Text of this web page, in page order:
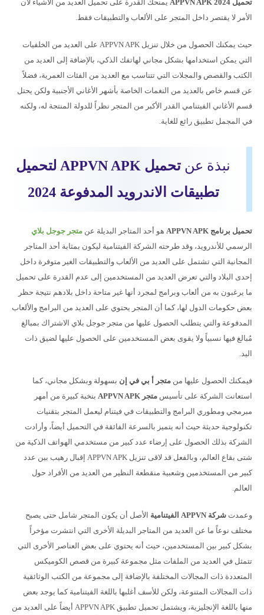
تحميل APPVN APK 2024
يمنحك القدرة على تحميل العديد من الأشياء لأن
الأمر لا يقتصر داخل المتجر على الألعاب والتطبيقات فقط.
حيث يمكنك الحصول من خلال تنزيل APPVN APK على العديد من الخلفيات
التي يمكن استخدامها بشكل مجاني لهاتفك الذكي، بالإضافة إلى العديد من
الكتب والقصص والمجلات التي تتناسب مع العديد من الفئات العمرية، فضلاً
عن قسم خاص بالعديد من النغمات الخاصة بأشهر الأغاني الأجنبية ولكن يحتل
قسم الأغاني الفيتنامي القدر الأكبر من المتجر نظراً للدولة المنتجة له، ولكنه
في المجمل تطبيق رائع للغاية.
نبذة عن
تحميل APPVN APK لتحميل
تطبيقات الاندرويد المدفوعة 2024
تحميل برنامج APPVN APK هو أحد المتاجر البديلة عن متجر جوجل بلاي
الرسمي للأندرويد، وقد طرحته الشركة الفيتنامية ليكون بمثابة أحد المتاجر
المجانية التي تشتمل على العديد من الألعاب والتطبيقات الغير متوفرة داخل
إحدى البلاد والتي تعرض العديد من المستخدمين إلى عدم القدرة على تحميل
ما يرغبون به من ألعاب وبرامج لمجرد أنها غير متاحة داخل بلادهم نتيجة حظر
بعض حكومات الدول لها، كما أن المتجر يحتوي على العديد من البرامج والألعاب
المدفوعة والتي يتطلب الحصول عليها من متجر جوجل بلاي الاشتراك بمبالغ
مُبالغ فيها نسبياً ولا يقوى بعض المستخدمين على الحصول عليها لضيق ذات
اليد.
فيمكنك الحصول عليها من متجر أ بي في إن بسهولة وبشكل مجاني، كما
استعانت الشركة على تأسيس متجر APPVN APK بنخبة كبيرة من أمهر
مبرمجي ومطوري البرامج والتطبيقات في فيتنام ليعمل المتجر بتقنيات
تكنولوجية حديثة حيث أنه يتميز بالسرعة الفائقة في التحميل أيضاً، وأرادت
الشركة بذلك الحصول على إرضاء عدد كبير من مستخدمي الهواتف الذكية من
شتى بقاع العالم، وبالفعل قد لاقى تنزيل APPVN APK إقبال رهيب بين عدد
كبير من المستخدمين وشعبية منقطعة النظير من العديد من الأفراد حول
العالم.
وعمدت شركة APPVN الفيتنامية
الأصل أن يكون المتجر شامل حتى يصبح
مختلف نوعاً ما عن العديد من المتاجر البديلة الأخرى التي انتشرت مؤخراً
بشكل كبير بين المستخدمين، حيث أنه يحتوي على بعض العناصر الأخرى التي
تتمثل في العديد من الملفات مثل مجموعة كبيرة من قصص الكوميكس
المتعددة ذات المجالات المختلفة بالإضافة إلى مجموعة من الكتب الوثائقية
ذات المجالات المتنوعة، ولكن للأسف أغلبها باللغة الفيتنامية كما يوجد بعض
منها باللغة الإنجليزية، ويشتمل تحميل تطبيق APPVN APK أيضاً على العديد من